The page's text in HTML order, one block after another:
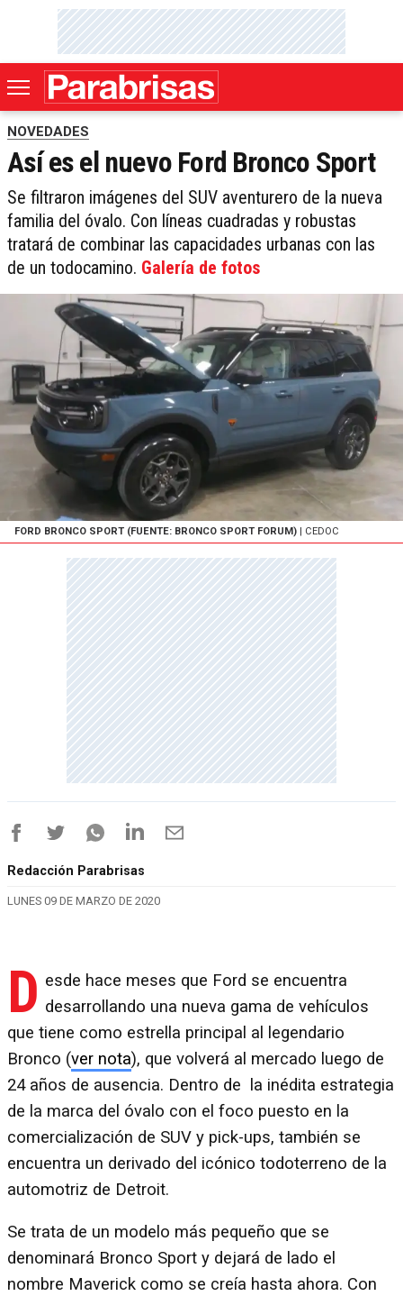
NOVEDADES
Así es el nuevo Ford Bronco Sport
Se filtraron imágenes del SUV aventurero de la nueva
familia del óvalo. Con líneas cuadradas y robustas
tratará de combinar las capacidades urbanas con las
de un todocamino. Galería de fotos
FORD BRONCO SPORT (FUENTE: BRONCO SPORT FORUM) | CEDOC
Redacción Parabrisas
LUNES 09 DE MARZO DE 2020
D esde hace meses que Ford se encuentra
desarrollando una nueva gama de vehículos
que tiene como estrella principal al legendario
Bronco (ver nota), que volverá al mercado luego de
24 años de ausencia. Dentro de la inédita estrategia
de la marca del óvalo con el foco puesto en la
comercialización de SUV y pick-ups, también se
encuentra un derivado del icónico todoterreno de la
automotriz de Detroit.
Se trata de un modelo más pequeño que se
denominará Bronco Sport y dejará de lado el
nombre Maverick como se creía hasta ahora. Con